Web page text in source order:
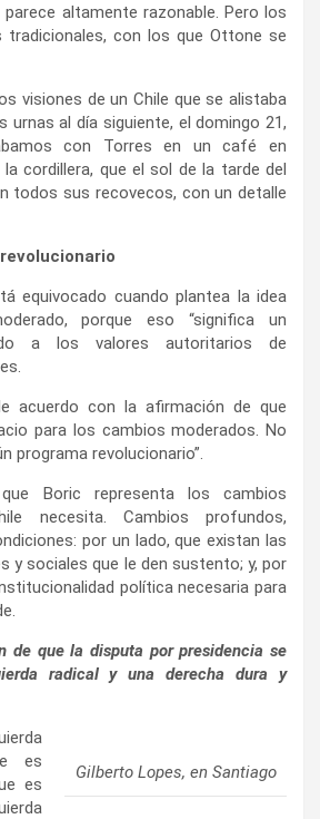
altamente razonable. Pero los
con los que Ottone se
visiones de un Chile que se alistaba
urnas al día siguiente, el domingo 21,
con Torres en un café en
la cordillera, que el sol de la tarde del
todos sus recovecos, con un detalle
equivocado cuando plantea la idea
porque eso “significa un
a los valores autoritarios de
acuerdo con la afirmación de que
para los cambios moderados. No
programa revolucionario”.
Boric representa los cambios
necesita. Cambios profundos,
por un lado, que existan las
y sociales que le den sustento; y, por
política necesaria para
de que la disputa por presidencia se
radical y una derecha dura y
Gilberto Lopes, en Santiago
es
es